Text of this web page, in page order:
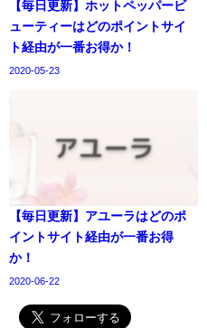
【毎日更新】ホットペッパービ
ューティーはどのポイントサイ
ト経由が一番お得か！
2020-05-23
【毎日更新】アユーラはどのポ
イントサイト経由が一番お得
か！
2020-06-22